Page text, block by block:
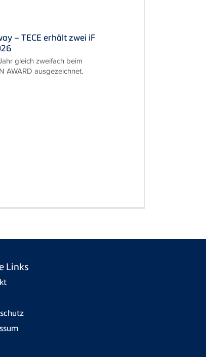
– TECE erhält zwei iF
gleich zweifach beim
AWARD ausgezeichnet.
Links